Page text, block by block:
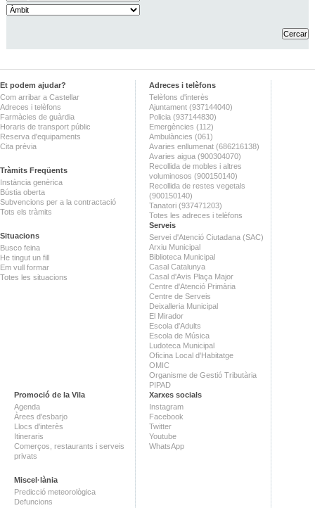
Et podem ajudar?
Com arribar a Castellar
Adreces i telèfons
Farmàcies de guàrdia
Horaris de transport públic
Reserva d'equipaments
Cita prèvia
Tràmits Freqüents
Instància genèrica
Bústia oberta
Subvencions per a la contractació
Tots els tràmits
Situacions
Busco feina
He tingut un fill
Em vull formar
Totes les situacions
Adreces i telèfons
Telèfons d'interès
Ajuntament (937144040)
Policia (937144830)
Emergències (112)
Ambulàncies (061)
Avaries enllumenat (686216138)
Avaries aigua (900304070)
Recollida de mobles i altres
voluminosos (900150140)
Recollida de restes vegetals
(900150140)
Tanatori (937471203)
Totes les adreces i telèfons
Serveis
Servei d'Atenció Ciutadana (SAC)
Arxiu Municipal
Biblioteca Municipal
Casal Catalunya
Casal d'Avis Plaça Major
Centre d'Atenció Primària
Centre de Serveis
Deixalleria Municipal
El Mirador
Escola d'Adults
Escola de Música
Ludoteca Municipal
Oficina Local d'Habitatge
OMIC
Organisme de Gestió Tributària
PIPAD
Promoció de la Vila
Agenda
Àrees d'esbarjo
Llocs d'interès
Itineraris
Comerços, restaurants i serveis
privats
Miscel·lània
Predicció meteorològica
Defuncions
Xarxes socials
Instagram
Facebook
Twitter
Youtube
WhatsApp